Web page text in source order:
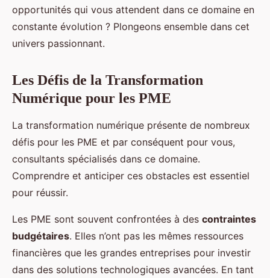
Antonin•2 octobre 2024• 7 min de lecture
opportunités qui vous attendent dans ce domaine en
constante évolution ? Plongeons ensemble dans cet
univers passionnant.
Les Défis de la Transformation
Numérique pour les PME
La transformation numérique présente de nombreux
défis pour les PME et par conséquent pour vous,
consultants spécialisés dans ce domaine.
Comprendre et anticiper ces obstacles est essentiel
pour réussir.
Les PME sont souvent confrontées à des contraintes
budgétaires. Elles n’ont pas les mêmes ressources
financières que les grandes entreprises pour investir
dans des solutions technologiques avancées. En tant